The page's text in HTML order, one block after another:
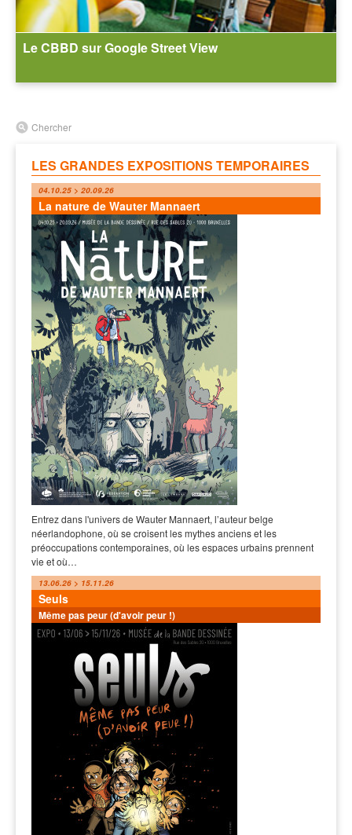
Le CBBD sur Google Street View
Chercher
LES GRANDES EXPOSITIONS TEMPORAIRES
04.10.25 > 20.09.26
La nature de Wauter Mannaert
Entrez dans l'univers de Wauter Mannaert, l’auteur belge
néerlandophone, où se croisent les mythes anciens et les
préoccupations contemporaines, où les espaces urbains prennent
vie et où…
13.06.26 > 15.11.26
Seuls
Même pas peur (d'avoir peur !)